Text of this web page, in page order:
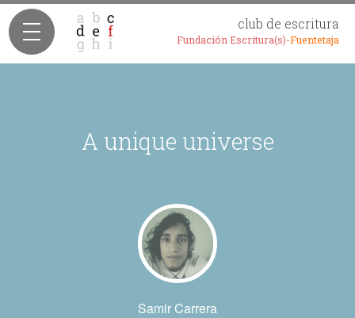
club de escritura
Fundación Escritura(s)-Fuentetaja
A unique universe
Samir Carrera